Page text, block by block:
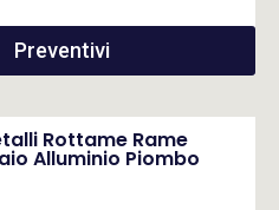
Preventivi
Rottame Rame
Alluminio Piombo